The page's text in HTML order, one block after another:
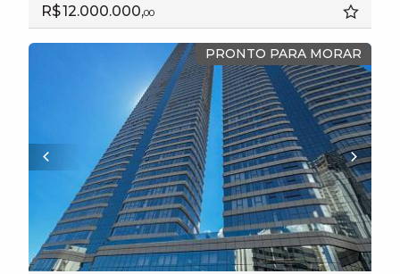
R$ 12.000.000,00
PRONTO PARA MORAR